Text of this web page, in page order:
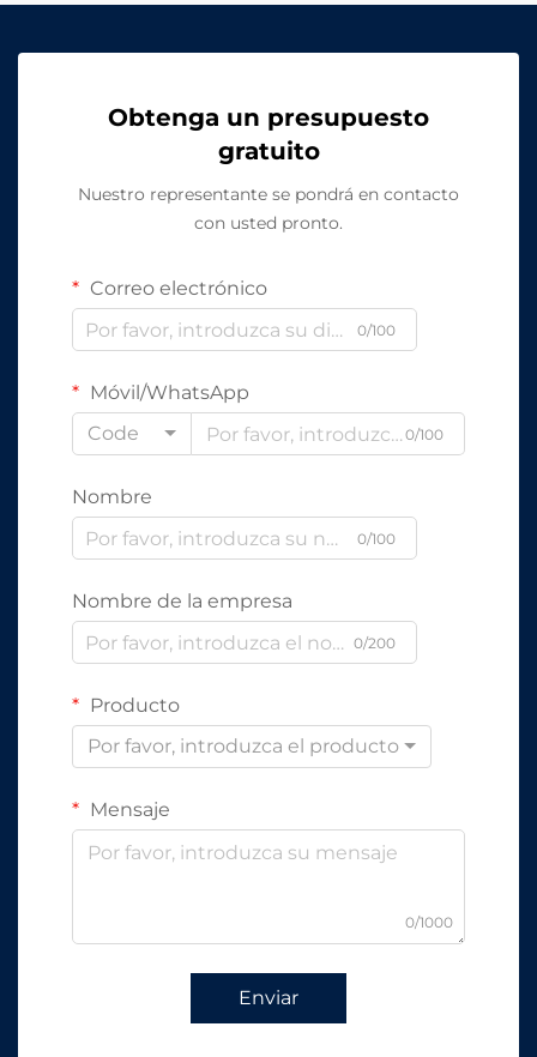
Obtenga un presupuesto
gratuito
Nuestro representante se pondrá en contacto
con usted pronto.
Correo electrónico
0/100
Móvil/WhatsApp
Code
0/100
Nombre
0/100
Nombre de la empresa
0/200
Producto
Por favor, introduzca el producto
Mensaje
0/1000
Enviar